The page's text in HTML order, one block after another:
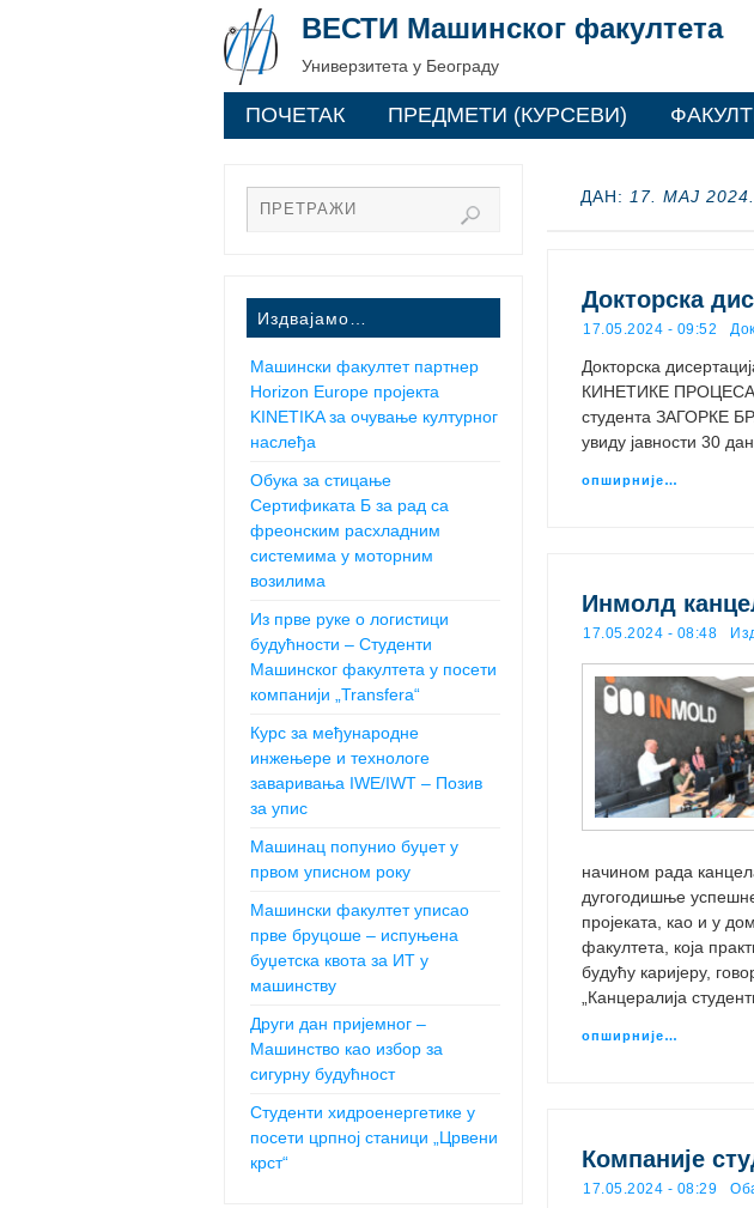
ВЕСТИ Машинског факултета
Универзитета у Београду
ПОЧЕТАК ПРЕДМЕТИ (КУРСЕВИ)
ДАН: 17. МАЈ 2024.
Докторска
17.05.2024 - 09:52
Докторска
КИНЕТИКЕ
студента ЗАГОРКЕ
увиду јавности 30
опширније…
Инмолд
17.05.2024 - 08:48
начином рада
дугогодишње
пројеката, као и у
факултета, која
будућу каријеру,
„Канцералија
опширније…
Компаније
17.05.2024 - 08:29
Издвајамо…
Машински факултет партнер
Horizon Europe пројекта
KINETIKA за очување културног
наслеђа
Обука за стицање
Сертификата Б за рад са
фреонским расхладним
системима у моторним
возилима
Из прве руке о логистици
будућности – Студенти
Машинског факултета у посети
компанији „Transfera“
Курс за међународне
инжењере и технологе
заваривања IWE/IWT – Позив
за упис
Машинац попунио буџет у
првом уписном року
Машински факултет уписао
прве бруцоше – испуњена
буџетска квота за ИТ у
машинству
Други дан пријемног –
Машинство као избор за
сигурну будућност
Студенти хидроенергетике у
посети црпној станици „Црвени
крст“